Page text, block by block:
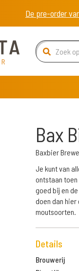
De pre-order
Bax
Baxbier
Je kunt van
ontstaan toen
goed bij en
doen dan
moutsoorten.
Details
Brouwerij